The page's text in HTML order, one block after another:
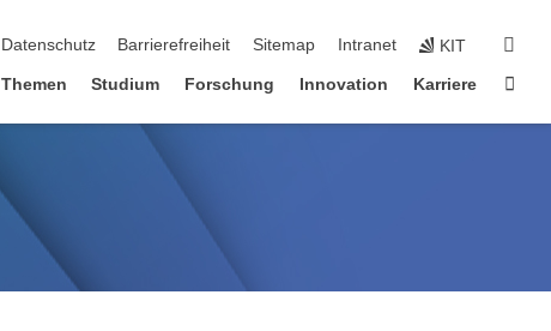
Datenschutz Barrierefreiheit Sitemap Intranet KIT
Themen Studium Forschung Innovation Karriere